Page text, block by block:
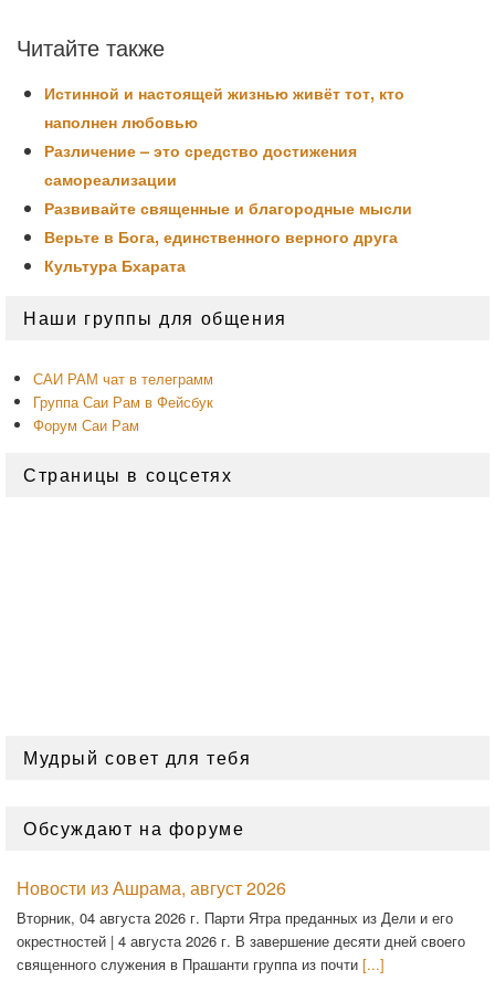
Читайте также
Истинной и настоящей жизнью живёт тот, кто
наполнен любовью
Различение – это средство достижения
самореализации
Развивайте священные и благородные мысли
Верьте в Бога, единственного верного друга
Культура Бхарата
основной
Наши группы для общения
САИ РАМ чат в телеграмм
Группа Саи Рам в Фейсбук
Форум Саи Рам
Страницы в соцсетях
Мудрый совет для тебя
Обсуждают на форуме
Новости из Ашрама, август 2026
Вторник, 04 августа 2026 г. Парти Ятра преданных из Дели и его
окрестностей | 4 августа 2026 г. В завершение десяти дней своего
священного служения в Прашанти группа из почти [...]